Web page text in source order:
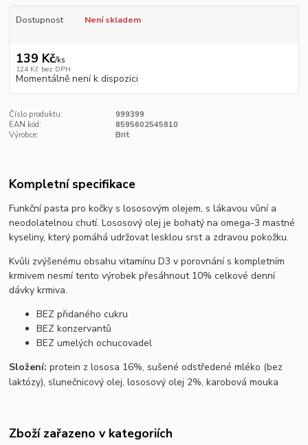
Dostupnost Není skladem
139 Kč/ks
124 Kč bez DPH
Momentálně není k dispozici
Číslo produktu:
999399
EAN kód:
8595602545810
Výrobce:
Brit
Kompletní specifikace
Funkční pasta pro kočky s lososovým olejem, s lákavou vůní a
neodolatelnou chutí. Lososový olej je bohatý na omega-3 mastné
kyseliny, který pomáhá udržovat lesklou srst a zdravou pokožku.
Kvůli zvýšenému obsahu vitamínu D3 v porovnání s kompletním
krmivem nesmí tento výrobek přesáhnout 10% celkové denní
dávky krmiva.
BEZ přidaného cukru
BEZ konzervantů
BEZ umelých ochucovadel
Složení: protein z lososa 16%, sušené odstředené mléko (bez
laktózy), slunečnicový olej, lososový olej 2%, karobová mouka
Zboží zařazeno v kategoriích